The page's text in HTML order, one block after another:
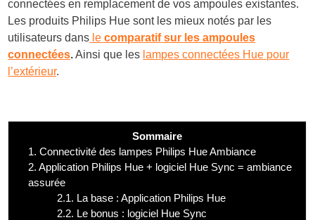
connectées en remplacement de vos ampoules existantes.
Les produits Philips Hue sont les mieux notés par les
utilisateurs dans le comparatif sur les ampoules
connectées.Ainsi que les lampes connectées Hue pour
l’extérieur.
Sommaire
1. Connectivité des lampes Philips Hue Ambiance
2. Application Philips Hue + logiciel Hue Sync = ambiance
assurée
2.1. La base : Application Philips Hue
2.2. Le bonus : logiciel Hue Sync